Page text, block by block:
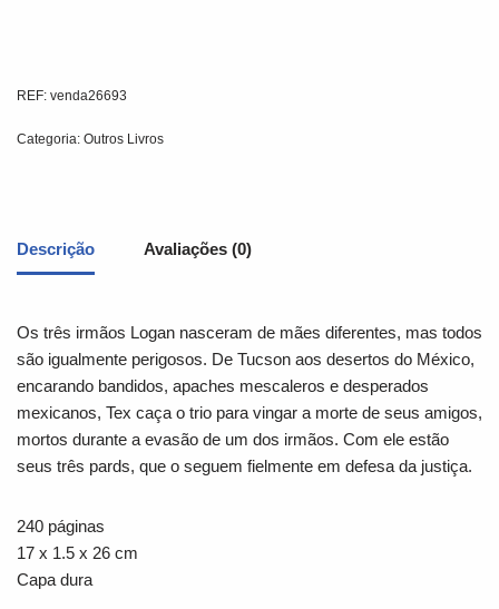
REF: venda26693
Categoria: Outros Livros
Descrição Avaliações (0)
Os três irmãos Logan nasceram de mães diferentes, mas todos
são igualmente perigosos. De Tucson aos desertos do México,
encarando bandidos, apaches mescaleros e desperados
mexicanos, Tex caça o trio para vingar a morte de seus amigos,
mortos durante a evasão de um dos irmãos. Com ele estão
seus três pards, que o seguem fielmente em defesa da justiça.
240 páginas
17 x 1.5 x 26 cm
Capa dura